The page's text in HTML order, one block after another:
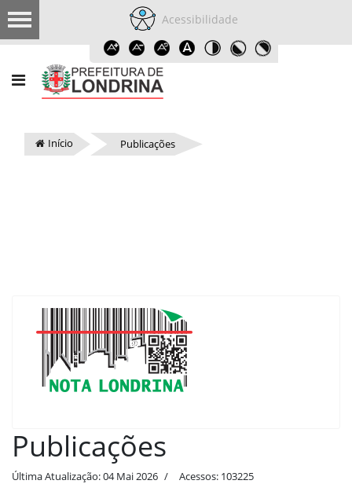
Acessibilidade
Início Publicações
Publicações
Última Atualização: 04 Mai 2026 Acessos: 103225